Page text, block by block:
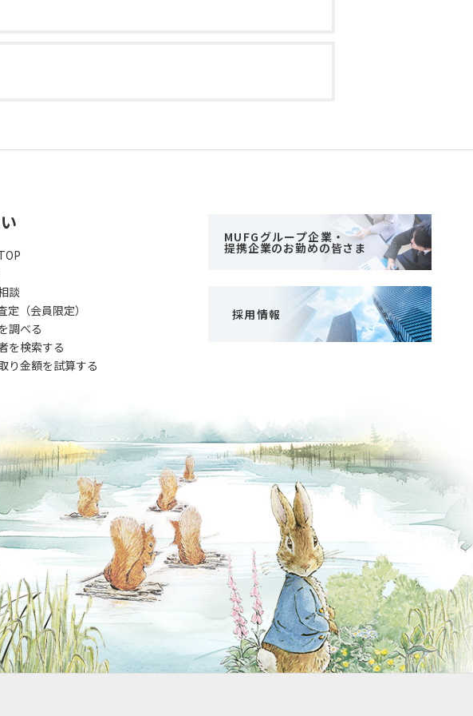
談
定（会員限定）
調べる
を検索する
り金額を試算する
MUFGグループ企業・
提携企業のお勤めの皆さま
採用情報